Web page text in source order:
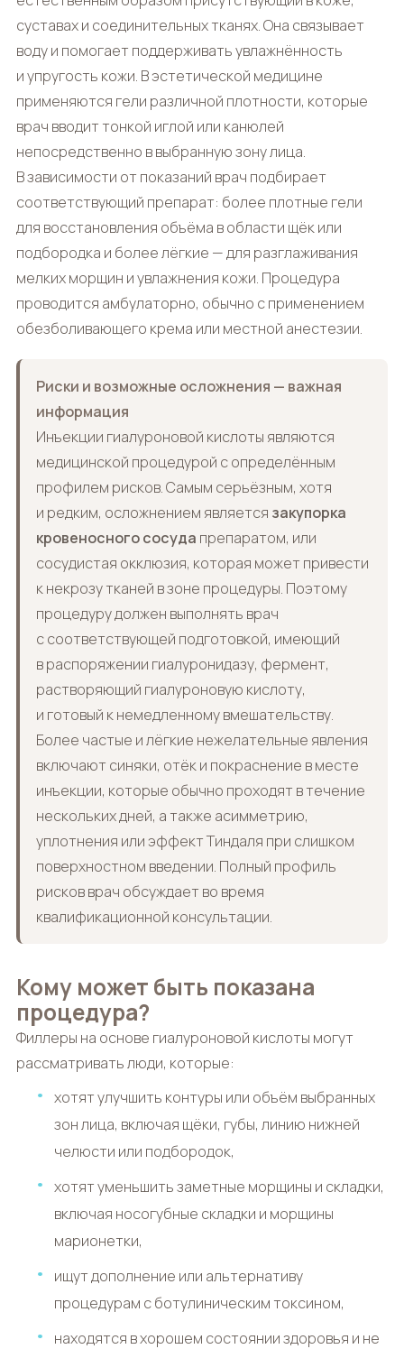
суставах и соединительных тканях. Она связывает
воду и помогает поддерживать увлажнённость
и упругость кожи. В эстетической медицине
применяются гели различной плотности, которые
врач вводит тонкой иглой или канюлей
непосредственно в выбранную зону лица.
В зависимости от показаний врач подбирает
соответствующий препарат: более плотные гели
для восстановления объёма в области щёк или
подбородка и более лёгкие — для разглаживания
мелких морщин и увлажнения кожи. Процедура
проводится амбулаторно, обычно с применением
обезболивающего крема или местной анестезии.
Риски и возможные осложнения — важная
информация
Инъекции гиалуроновой кислоты являются
медицинской процедурой с определённым
профилем рисков. Самым серьёзным, хотя
и редким, осложнением является закупорка
кровеносного сосуда препаратом, или
сосудистая окклюзия, которая может привести
к некрозу тканей в зоне процедуры. Поэтому
процедуру должен выполнять врач
с соответствующей подготовкой, имеющий
в распоряжении гиалуронидазу, фермент,
растворяющий гиалуроновую кислоту,
и готовый к немедленному вмешательству.
Более частые и лёгкие нежелательные явления
включают синяки, отёк и покраснение в месте
инъекции, которые обычно проходят в течение
нескольких дней, а также асимметрию,
уплотнения или эффект Тиндаля при слишком
поверхностном введении. Полный профиль
рисков врач обсуждает во время
квалификационной консультации.
Кому может быть показана
процедура?
Филлеры на основе гиалуроновой кислоты могут
рассматривать люди, которые:
хотят улучшить контуры или объём выбранных
зон лица, включая щёки, губы, линию нижней
челюсти или подбородок,
хотят уменьшить заметные морщины и складки,
включая носогубные складки и морщины
марионетки,
ищут дополнение или альтернативу
процедурам с ботулиническим токсином,
находятся в хорошем состоянии здоровья и не